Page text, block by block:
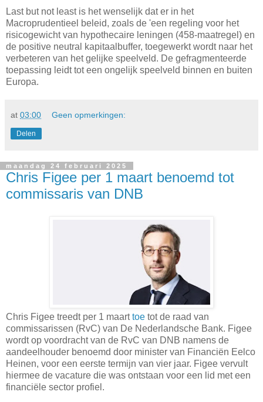
Last but not least is het wenselijk dat er in het
Macroprudentieel beleid, zoals de 'een regeling voor het
risicogewicht van hypothecaire leningen (458-maatregel) en
de positive neutral kapitaalbuffer, toegewerkt wordt naar het
verbeteren van het gelijke speelveld. De gefragmenteerde
toepassing leidt tot een ongelijk speelveld binnen en buiten
Europa.
at 03:00 Geen opmerkingen:
Delen
maandag 24 februari 2025
Chris Figee per 1 maart benoemd tot
commissaris van DNB
Chris Figee treedt per 1 maarttoe tot de raad van
commissarissen (RvC) van De Nederlandsche Bank. Figee
wordt op voordracht van de RvC van DNB namens de
aandeelhouder benoemd door minister van Financiën Eelco
Heinen, voor een eerste termijn van vier jaar. Figee vervult
hiermee de vacature die was ontstaan voor een lid met een
financiële sector profiel.